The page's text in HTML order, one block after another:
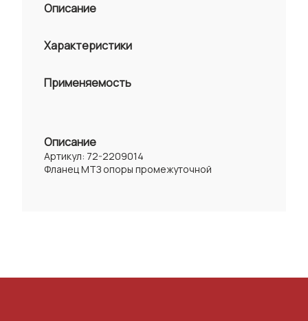
Описание
Характеристики
Применяемость
Описание
Артикул: 72-2209014
Фланец МТЗ опоры промежуточной